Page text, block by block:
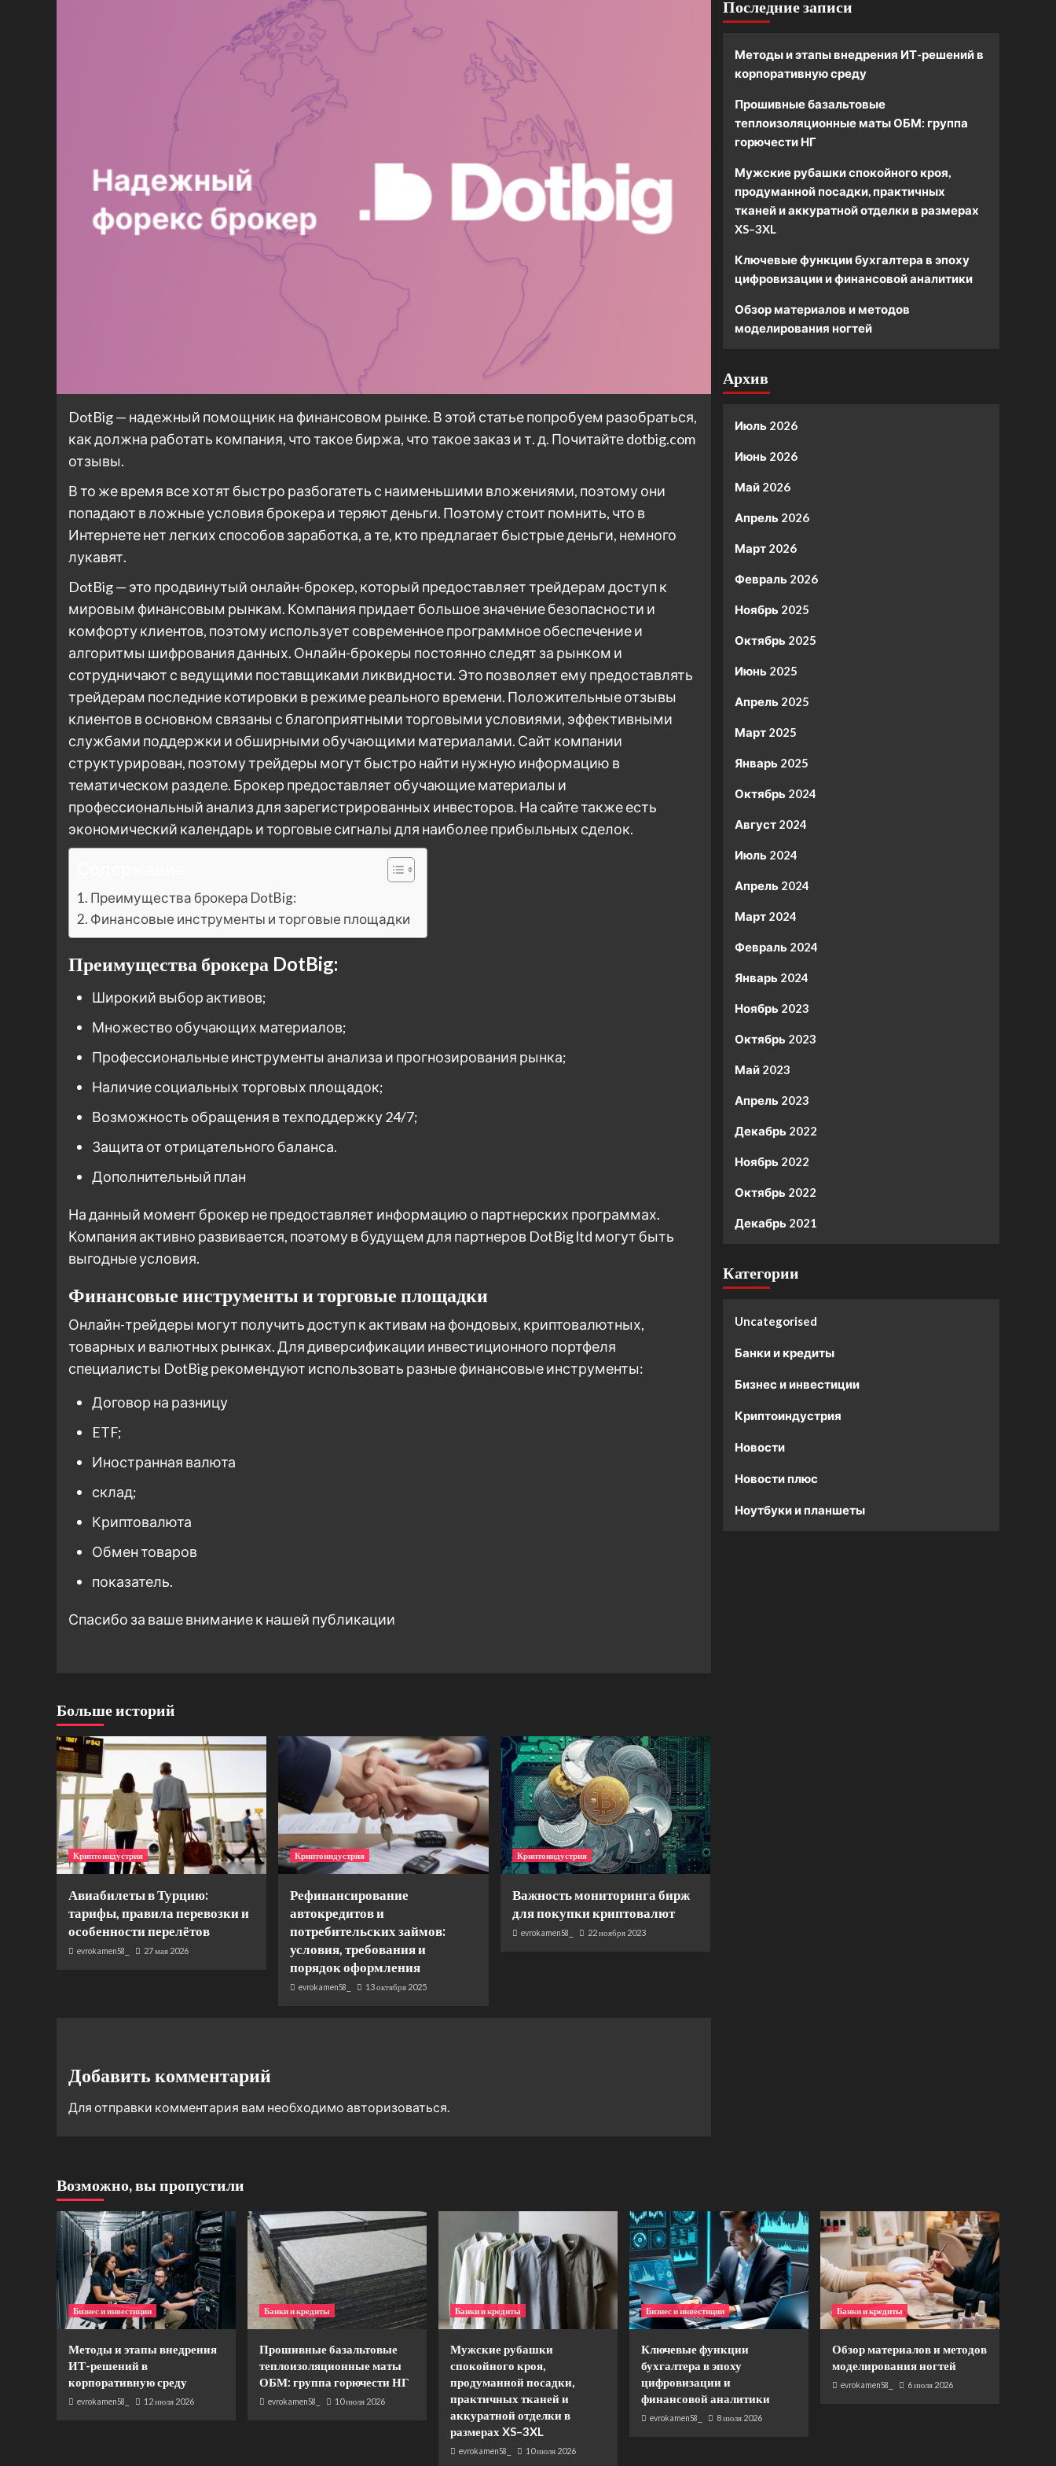
DotBig — надежный помощник на финансовом рынке. В этой статье попробуем разобраться,
как должна работать компания, что такое биржа, что такое заказ и т. д. Почитайте dotbig.com
отзывы.
В то же время все хотят быстро разбогатеть с наименьшими вложениями, поэтому они
попадают в ложные условия брокера и теряют деньги. Поэтому стоит помнить, что в
Интернете нет легких способов заработка, а те, кто предлагает быстрые деньги, немного
лукавят.
DotBig — это продвинутый онлайн-брокер, который предоставляет трейдерам доступ к
мировым финансовым рынкам. Компания придает большое значение безопасности и
комфорту клиентов, поэтому использует современное программное обеспечение и
алгоритмы шифрования данных. Онлайн-брокеры постоянно следят за рынком и
сотрудничают с ведущими поставщиками ликвидности. Это позволяет ему предоставлять
трейдерам последние котировки в режиме реального времени. Положительные отзывы
клиентов в основном связаны с благоприятными торговыми условиями, эффективными
службами поддержки и обширными обучающими материалами. Сайт компании
структурирован, поэтому трейдеры могут быстро найти нужную информацию в
тематическом разделе. Брокер предоставляет обучающие материалы и
профессиональный анализ для зарегистрированных инвесторов. На сайте также есть
экономический календарь и торговые сигналы для наиболее прибыльных сделок.
Преимущества брокера DotBig:
Финансовые инструменты и торговые площадки
Преимущества брокера DotBig:
Широкий выбор активов;
Множество обучающих материалов;
Профессиональные инструменты анализа и прогнозирования рынка;
Наличие социальных торговых площадок;
Возможность обращения в техподдержку 24/7;
Защита от отрицательного баланса.
Дополнительный план
На данный момент брокер не предоставляет информацию о партнерских программах.
Компания активно развивается, поэтому в будущем для партнеров DotBig ltd могут быть
выгодные условия.
Финансовые инструменты и торговые площадки
Онлайн-трейдеры могут получить доступ к активам на фондовых, криптовалютных,
товарных и валютных рынках. Для диверсификации инвестиционного портфеля
специалисты DotBig рекомендуют использовать разные финансовые инструменты:
Договор на разницу
ETF;
Иностранная валюта
склад;
Криптовалюта
Обмен товаров
показатель.
Спасибо за ваше внимание к нашей публикации
Больше историй
Криптоиндустрия
Авиабилеты в Турцию:
тарифы, правила перевозки и
особенности перелётов
evrokamen58_ 27 мая 2026
Криптоиндустрия
Рефинансирование
автокредитов и
потребительских займов:
условия, требования и
порядок оформления
evrokamen58_ 13 октября 2025
Криптоиндустрия
Важность мониторинга бирж
для покупки криптовалют
evrokamen58_ 22 ноября 2023
Добавить комментарий
Для отправки комментария вам необходимо авторизоваться
Последние записи
Методы и этапы внедрения ИТ-решений в
корпоративную среду
Прошивные базальтовые
теплоизоляционные маты ОБМ: группа
горючести НГ
Мужские рубашки спокойного кроя,
продуманной посадки, практичных
тканей и аккуратной отделки в размерах
XS–3XL
Ключевые функции бухгалтера в эпоху
цифровизации и финансовой аналитики
Обзор материалов и методов
моделирования ногтей
Архив
Июль 2026
Июнь 2026
Май 2026
Апрель 2026
Март 2026
Февраль 2026
Ноябрь 2025
Октябрь 2025
Июнь 2025
Апрель 2025
Март 2025
Январь 2025
Октябрь 2024
Август 2024
Июль 2024
Апрель 2024
Март 2024
Февраль 2024
Январь 2024
Ноябрь 2023
Октябрь 2023
Май 2023
Апрель 2023
Декабрь 2022
Ноябрь 2022
Октябрь 2022
Декабрь 2021
Категории
Uncategorised
Банки и кредиты
Бизнес и инвестиции
Криптоиндустрия
Новости
Новости плюс
Ноутбуки и планшеты
Возможно, вы пропустили
Бизнес и инвестиции
Методы и этапы внедрения
ИТ-решений в
корпоративную среду
evrokamen58_ 12 июля 2026
Банки и кредиты
Прошивные базальтовые
теплоизоляционные маты
ОБМ: группа горючести НГ
evrokamen58_ 10 июля 2026
Банки и кредиты
Мужские рубашки
спокойного кроя,
продуманной посадки,
практичных тканей и
аккуратной отделки в
размерах XS–3XL
evrokamen58_ 10 июля 2026
Бизнес и инвестиции
Ключевые функции
бухгалтера в эпоху
цифровизации и
финансовой аналитики
evrokamen58_ 8 июля 2026
Банки и кредиты
Обзор материалов и методов
моделирования ногтей
evrokamen58_ 6 июля 2026